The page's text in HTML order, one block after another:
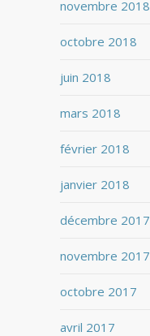
novembre 2018
octobre 2018
juin 2018
mars 2018
février 2018
janvier 2018
décembre 2017
novembre 2017
octobre 2017
avril 2017